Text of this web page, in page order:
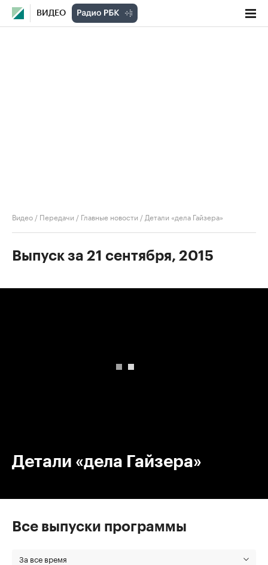
ВИДЕО
Видео / Передачи / Главные новости / Детали «дела Гайзера»
Выпуск за 21 сентября, 2015
Детали «дела Гайзера»
Все выпуски программы
За все время